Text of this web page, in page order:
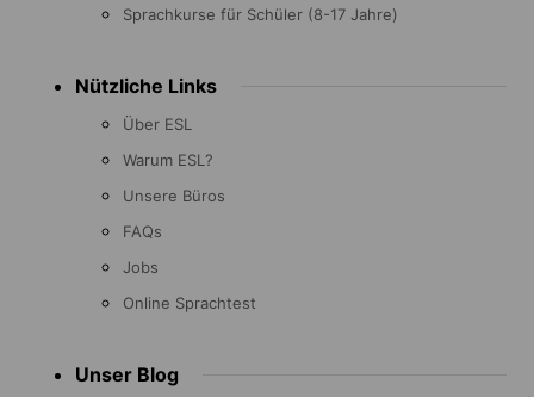
Sprachkurse für Schüler (8-17 Jahre)
Nützliche Links
Über ESL
Warum ESL?
Unsere Büros
FAQs
Jobs
Online Sprachtest
Unser Blog